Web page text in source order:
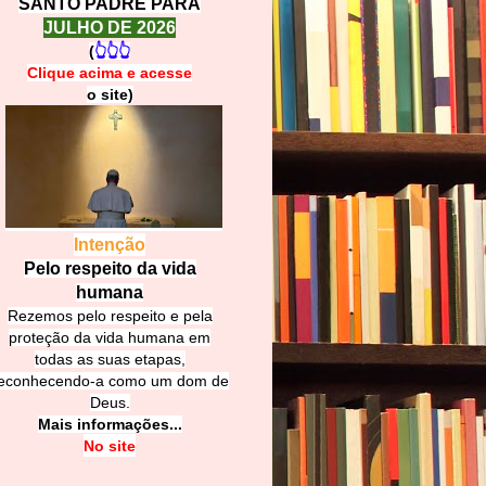
SANTO PADRE PARA
JULHO DE 2026
(👆👆👆
Clique acima e acesse
o site)
Intenção
Pelo respeito da vida
humana
Rezemos pelo respeito e pela
proteção da vida humana em
todas as suas etapas,
a como um dom de
Deus.
Mais informações...
No site